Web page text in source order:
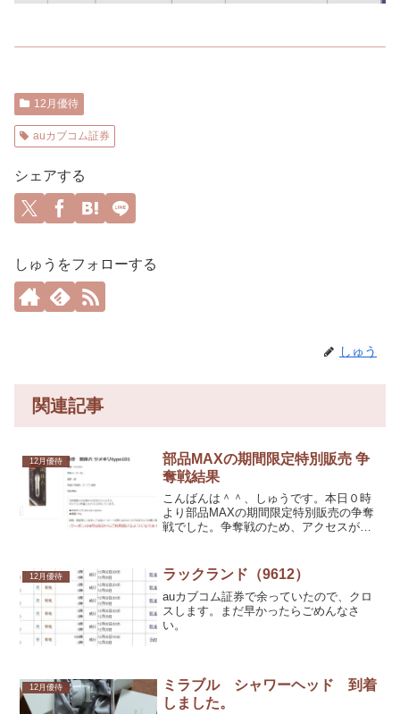
12月優待
auカブコム証券
シェアする
しゅうをフォローする
しゅう
関連記事
12月優待
部品MAXの期間限定特別販売 争
奪戦結果
こんばんは＾＾、しゅうです。本日０時
より部品MAXの期間限定特別販売の争奪
戦でした。争奪戦のため、アクセスが集
12月優待 ラックランド（9612）
auカブコム証券で余っていたので、クロ
スします。まだ早かったらごめんなさ
い。
12月優待
ミラブル シャワーヘッド 到着
しました。